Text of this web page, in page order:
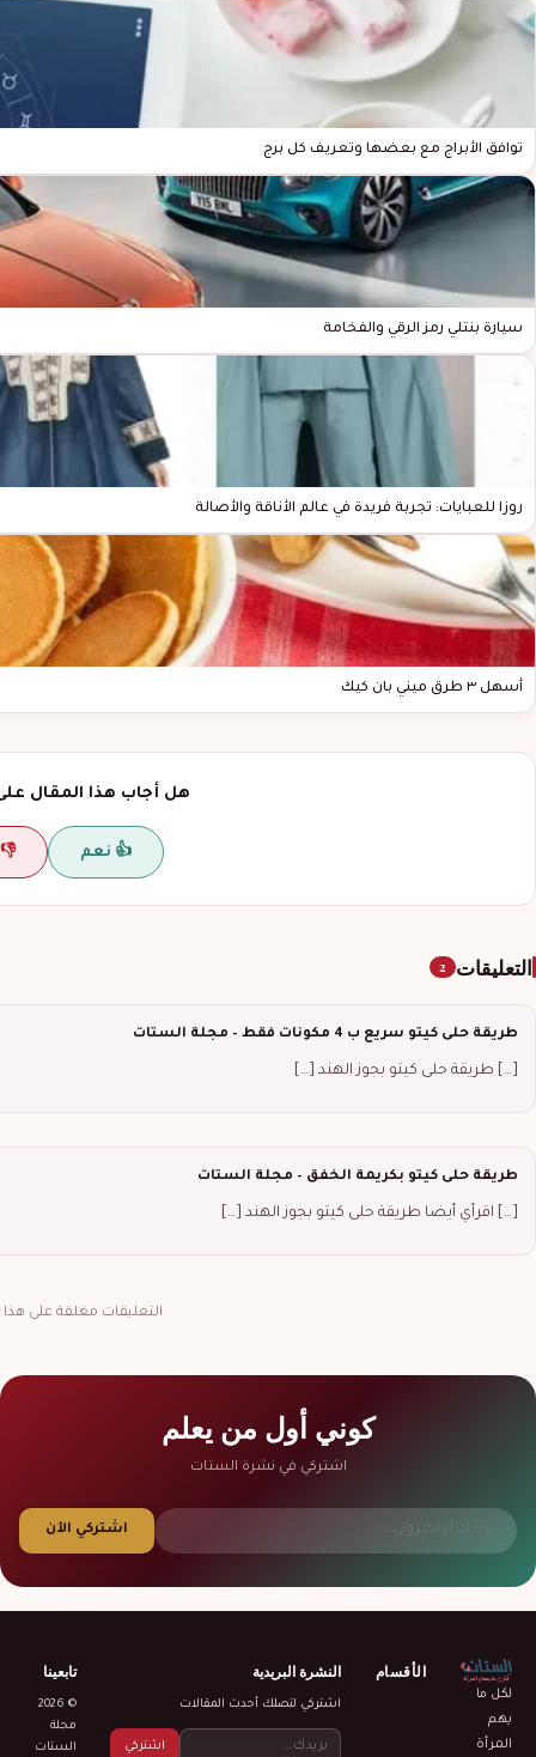
توافق الأبراج مع بعضها وتعريف كل برج
سيارة بنتلي رمز الرقي والفخامة
روزا للعبايات: تجربة فريدة في عالم الأناقة والأصالة
أسهل ٣ طرق ميني بان كيك
هل أجاب هذا المقال
👍 نعم
التعليقات 2
طريقة حلى كيتو سريع ب 4 مكونات فقط – مجلة الستات
[…] طريقة حلى كيتو بجوز الهند […]
طريقة حلى كيتو بكريمة الخفق – مجلة الستات
[…] اقرأي أيضا طريقة حلى كيتو بجوز الهند […]
التعليقات مغلقة على هذا
كوني أول من يعلم
اشتركي في نشرة الستات
اشتركي الآن
لكل ما
يهم
المرأة
الأقسام النشرة البريدية
اشتركي لتصلك أحدث المقالات
اشتركي
تابعينا
© 2026
مجلة
الستات